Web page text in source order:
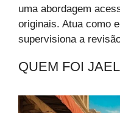
uma abordagem
originais. Atua como
supervisiona a
QUEM FOI